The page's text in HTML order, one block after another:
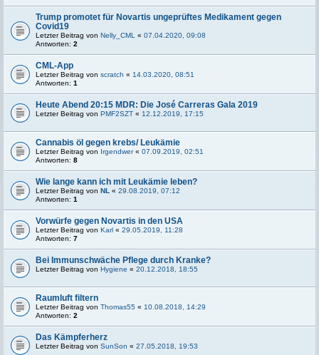
Trump promotet für Novartis ungeprüftes Medikament gegen
Covid19
Letzter Beitrag von Nelly_CML « 07.04.2020, 09:08
Antworten: 2
CML-App
Letzter Beitrag von scratch « 14.03.2020, 08:51
Antworten: 1
Heute Abend 20:15 MDR: Die José Carreras Gala 2019
Letzter Beitrag von PMF2SZT « 12.12.2019, 17:15
Cannabis öl gegen krebs/ Leukämie
Letzter Beitrag von Irgendwer« 07.09.2019, 02:51
Antworten: 8
Wie lange kann ich mit Leukämie leben?
Letzter Beitrag von NL « 29.08.2019, 07:12
Antworten: 1
Vorwürfe gegen Novartis in den USA
Letzter Beitrag von Karl « 29.05.2019, 11:28
Antworten: 7
Bei Immunschwäche Pflege durch Kranke?
Letzter Beitrag von Hygiene « 20.12.2018, 18:55
Raumluft filtern
Letzter Beitrag von Thomas55 « 10.08.2018, 14:29
Antworten: 2
Das Kämpferherz
Letzter Beitrag von SunSon « 27.05.2018, 19:53